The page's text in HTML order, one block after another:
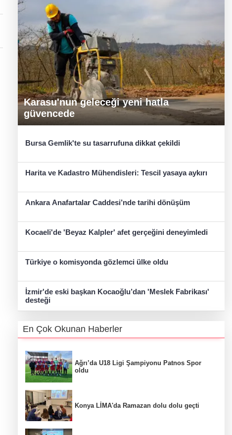
Karasu'nun geleceği yeni hatla
güvencede
Bursa Gemlik'te su tasarrufuna dikkat çekildi
Harita ve Kadastro Mühendisleri: Tescil yasaya aykırı
Ankara Anafartalar Caddesi’nde tarihi dönüşüm
Kocaeli'de 'Beyaz Kalpler' afet gerçeğini deneyimledi
Türkiye o komisyonda gözlemci ülke oldu
İzmir'de eski başkan Kocaoğlu’dan 'Meslek Fabrikası'
desteği
En Çok Okunan Haberler
Ağrı’da U18 Ligi Şampiyonu Patnos Spor
oldu
Konya LİMA'da Ramazan dolu dolu geçti